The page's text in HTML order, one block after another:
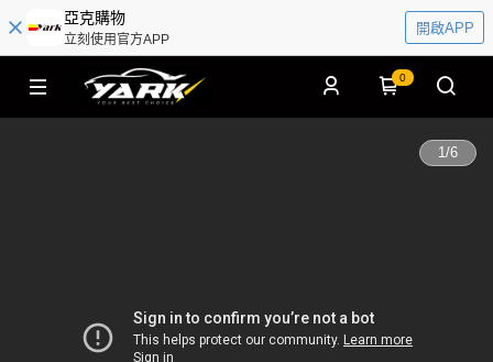
亞克購物
立刻使用官方APP
開啟APP
0
1/6